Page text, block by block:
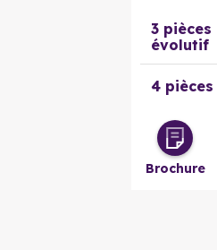
3 pièces
évolutif
4 pièces
Brochure